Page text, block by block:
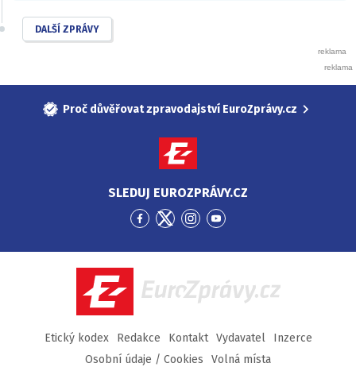
DALŠÍ ZPRÁVY
Proč důvěřovat zpravodajství EuroZprávy.cz
SLEDUJ EUROZPRÁVY.CZ
Přejít
Facebook
Přejít
Twitter
Přejít
Instagram
Přejít
YouTube
EuroZprávy.cz
Etický kodex Redakce Kontakt Vydavatel
Inzerce
Osobní údaje / Cookies
Volná místa